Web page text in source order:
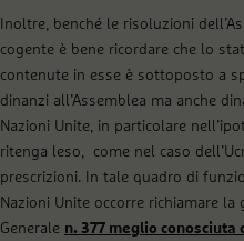
Inoltre, benché le risoluzioni
cogente è bene ricordare che lo
contenute in esse è sottoposto a
dinanzi all’Assemblea ma anche
Nazioni Unite, in particolare
ritenga leso, come nel caso
prescrizioni. In tale quadro di
Nazioni Unite occorre richiamare la
Generale n. 377 meglio conosciuta